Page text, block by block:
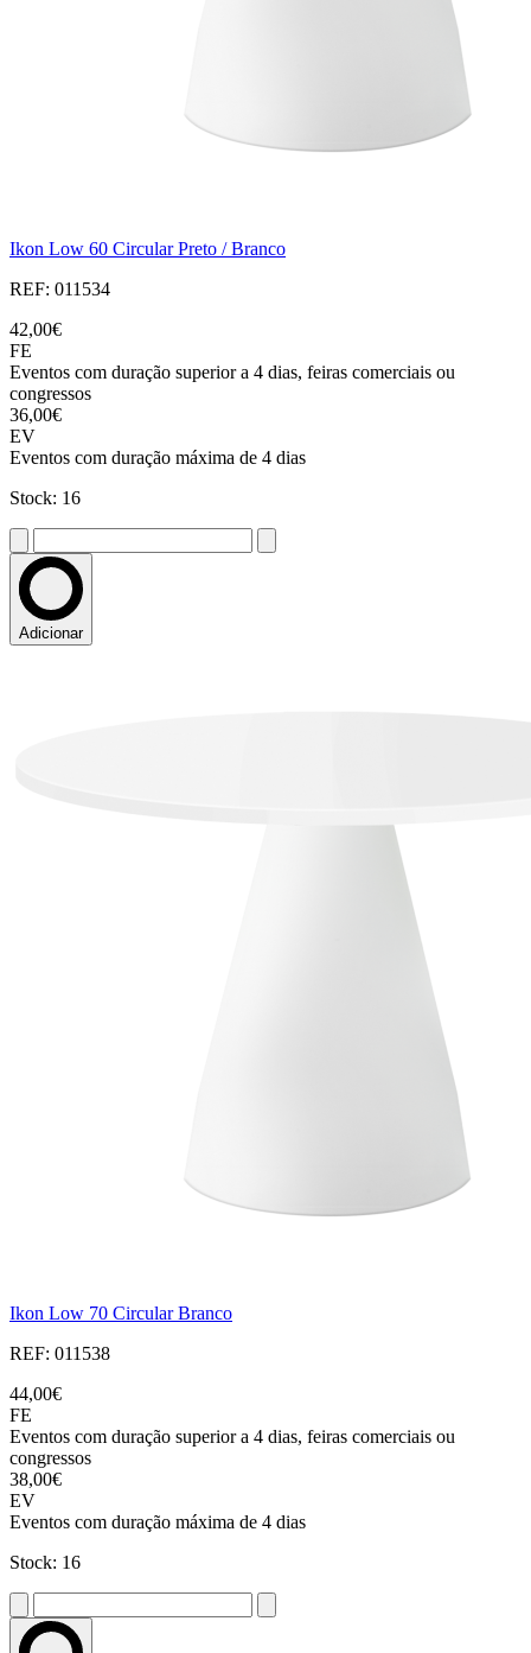
Ikon Low 60 Circular Preto / Branco
REF: 011534
42,00€
FE
Eventos com duração superior a 4 dias, feiras comerciais ou
congressos
36,00€
EV
Eventos com duração máxima de 4 dias
Stock: 16
Adicionar
Ikon Low 70 Circular Branco
REF: 011538
44,00€
FE
Eventos com duração superior a 4 dias, feiras comerciais ou
congressos
38,00€
EV
Eventos com duração máxima de 4 dias
Stock: 16